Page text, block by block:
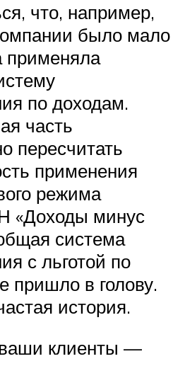
что, например,
было мало
применяла
по доходам.
часть
пересчитать
применения
режима
«Доходы минус
система
с льготой по
пришло в голову.
история.
клиенты —